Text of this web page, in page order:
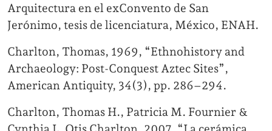
Arquitectura en el exConvento de San
Jerónimo, tesis de licenciatura, México, ENAH.
Charlton, Thomas, 1969, “Ethnohistory and
Archaeology: Post-Conquest Aztec Sites”,
American Antiquity, 34(3), pp. 286–294.
Charlton, Thomas H., Patricia M. Fournier &